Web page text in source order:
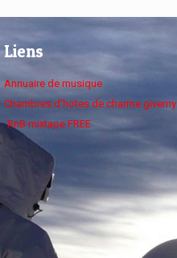
Liens
Annuaire de musique
Chambres d'hotes de charme giverny
RnB mixtape FREE